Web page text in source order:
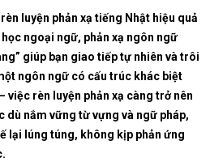
luyện phản xạ tiếng Nhật hiệu quả
học ngoại ngữ, phản xạ ngôn ngữ
giúp bạn giao tiếp tự nhiên và trôi
ngôn ngữ có cấu trúc khác biệt
việc rèn luyện phản xạ càng trở nên
dù nắm vững từ vựng và ngữ pháp,
lại lúng túng, không kịp phản ứng